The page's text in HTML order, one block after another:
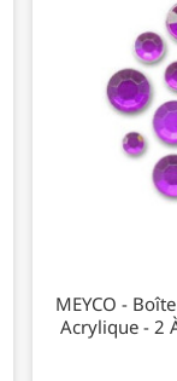
MEYCO -
Acrylique - 2